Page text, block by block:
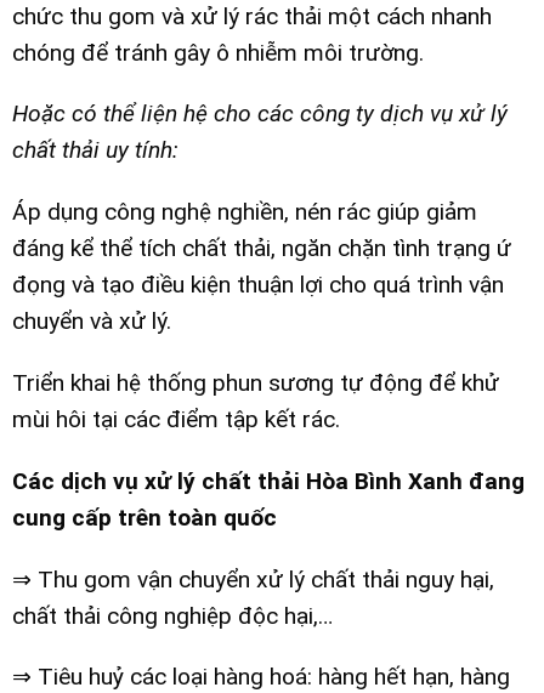
chức thu gom và xử lý rác thải một cách nhanh
chóng để tránh gây ô nhiễm môi trường.
Hoặc có thể liện hệ cho các công ty dịch vụ xử lý
chất thải uy tính:
Áp dụng công nghệ nghiền, nén rác giúp giảm
đáng kể thể tích chất thải, ngăn chặn tình trạng ứ
đọng và tạo điều kiện thuận lợi cho quá trình vận
chuyển và xử lý.
Triển khai hệ thống phun sương tự động để khử
mùi hôi tại các điểm tập kết rác.
Các dịch vụ xử lý chất thải Hòa Bình Xanh đang
cung cấp trên toàn quốc
⇒ Thu gom vận chuyển xử lý chất thải nguy hại,
chất thải công nghiệp độc hại,…
⇒ Tiêu huỷ các loại hàng hoá: hàng hết hạn, hàng